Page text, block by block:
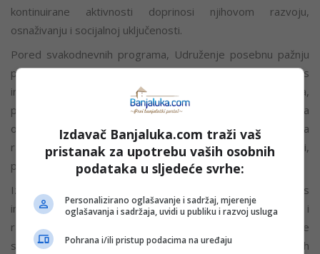
kontinuirane aktivnosti doprinosi njihovom razvoju,
osnaživanju i socijalnoj uključenosti.
Pored svakodnevnih programa, Udruženje posebnu pažnju
posvećuje stvaranju preduslova za zapošljavanje osoba s
invaliditetom. Korištenjem novčanih stimulansa Fonda,
pokazuje se koliko su institucionalni mehanizmi važni za
organizacije koje direktno rade s ovom populacijom, ali i za
razvoj modela koji vode ka većoj samostalnosti,
profesionalnom napretku i vidljivosti na tržištu rada.
Iz Udruženja „Sunce“ Mostar poručuju da osobe s
invaliditetom ne trebaju sažaljenje, nego priliku, podršku i
ravnopravan pristup. Njihove potrebe ne smiju biti vidljive
samo povremeno, one moraju biti dio trajnih društvenih
Izdavač Banjaluka.com traži vaš
pristanak za upotrebu vaših osobnih
podataka u sljedeće svrhe:
Personalizirano oglašavanje i sadržaj, mjerenje
oglašavanja i sadržaja, uvidi u publiku i razvoj usluga
Pohrana i/ili pristup podacima na uređaju